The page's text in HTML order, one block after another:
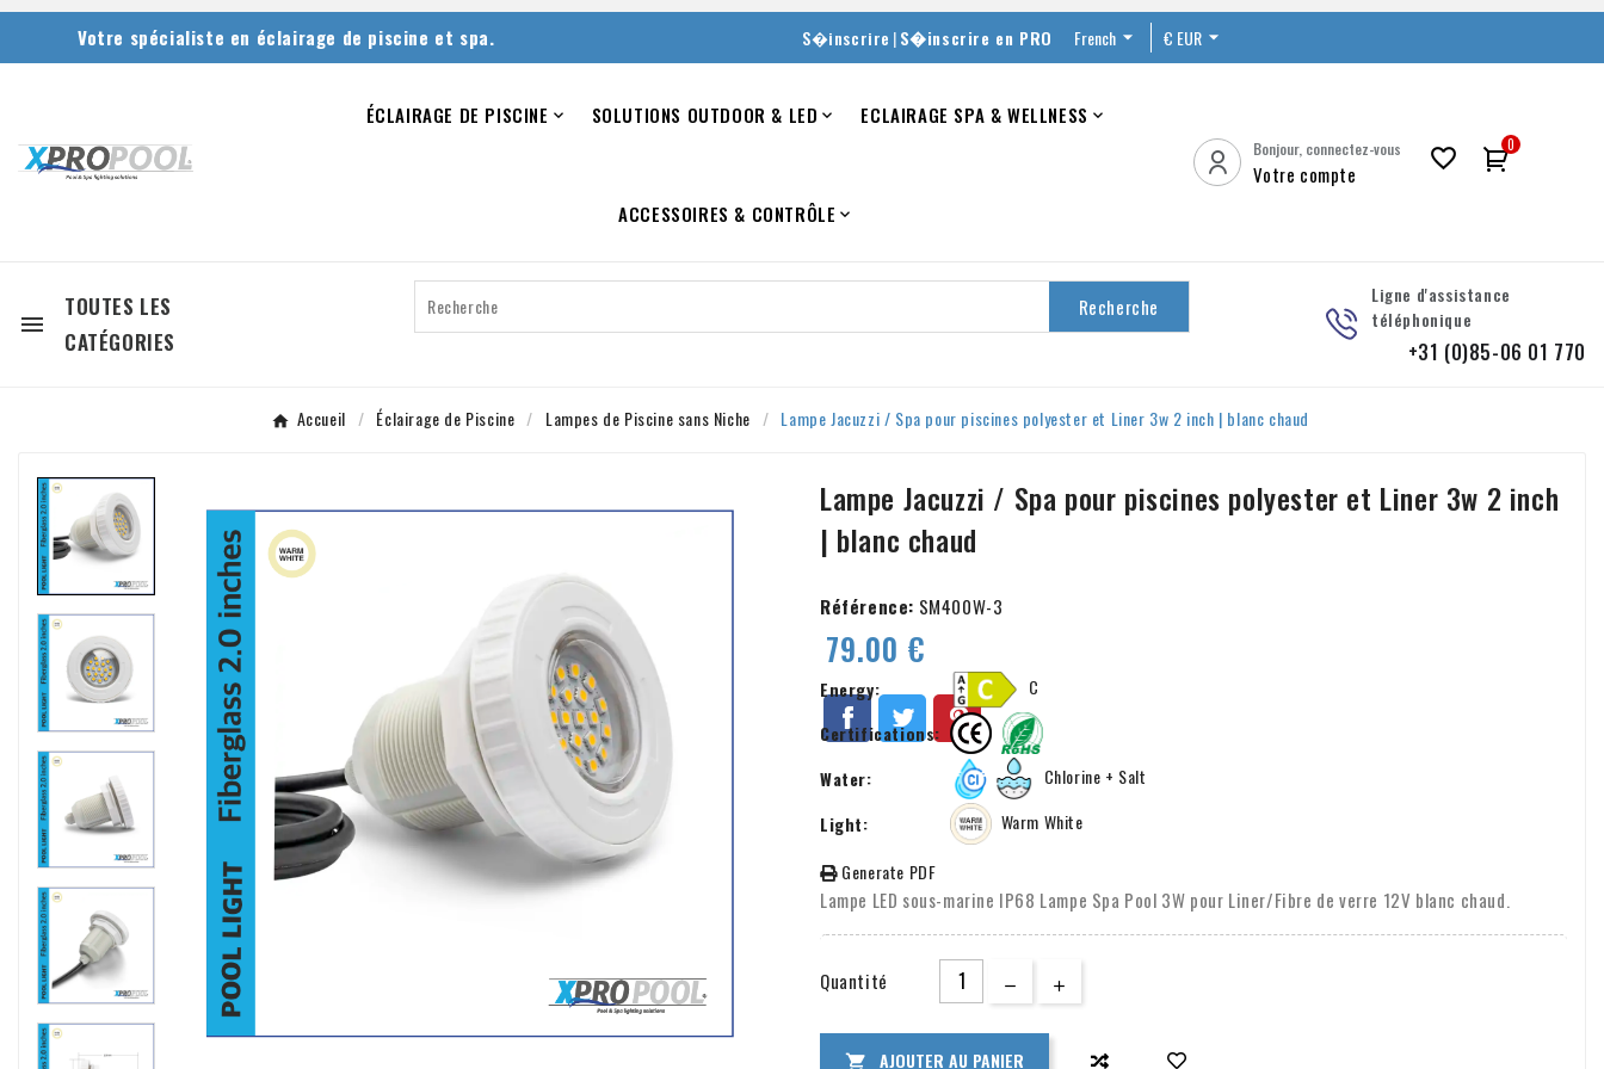
Votre spécialiste en éclairage de piscine et spa. S�inscrire |S�inscrire en PRO French € EUR
ÉCLAIRAGE DE PISCINE  SOLUTIONS OUTDOOR & LED  ECLAIRAGE SPA & WELLNESS 
ACCESSOIRES & CONTRÔLE 
Bonjour, connectez-vous
Votre compte
 0

TOUTES LES
CATÉGORIES
Recherche
Ligne d'assistance
téléphonique
+31 (0)85-06 01 770
Accueil Éclairage de Piscine Lampes de Piscine sans Niche Lampe Jacuzzi / Spa pour piscines polyester et Liner 3w 2 inch | blanc chaud
Lampe Jacuzzi / Spa pour piscines polyester et Liner 3w 2 inch
| blanc chaud
Référence: SM400W-3
79.00 €
Energy:
C
Certifications:
Water:
Chlorine + Salt
Light:
Warm White
Generate PDF
Lampe LED sous-marine IP68 Lampe Spa Pool 3W pour Liner/Fibre de verre 12V blanc chaud.
Quantité
 AJOUTER AU PANIER